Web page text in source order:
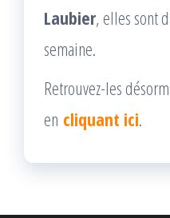
Laubier, elles sont
semaine.
Retrouvez-les
en cliquant ici.